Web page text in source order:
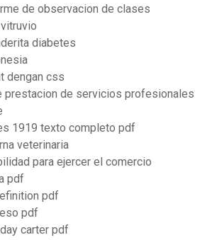
de observacion de clases
diabetes
dengan css
prestacion de servicios profesionales
1919 texto completo pdf
veterinaria
para ejercer el comercio
pdf
pdf
pdf
carter pdf